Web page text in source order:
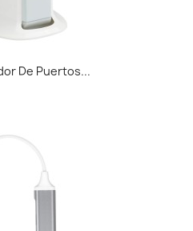
De Puertos...